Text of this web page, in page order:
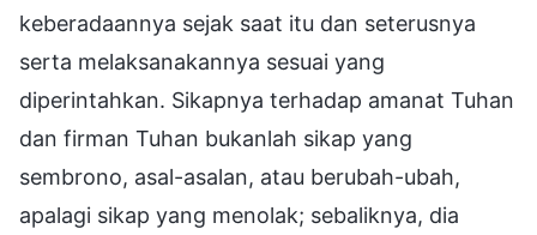
keberadaannya sejak saat itu dan seterusnya
serta melaksanakannya sesuai yang
diperintahkan. Sikapnya terhadap amanat Tuhan
dan firman Tuhan bukanlah sikap yang
sembrono, asal-asalan, atau berubah-ubah,
apalagi sikap yang menolak; sebaliknya, dia